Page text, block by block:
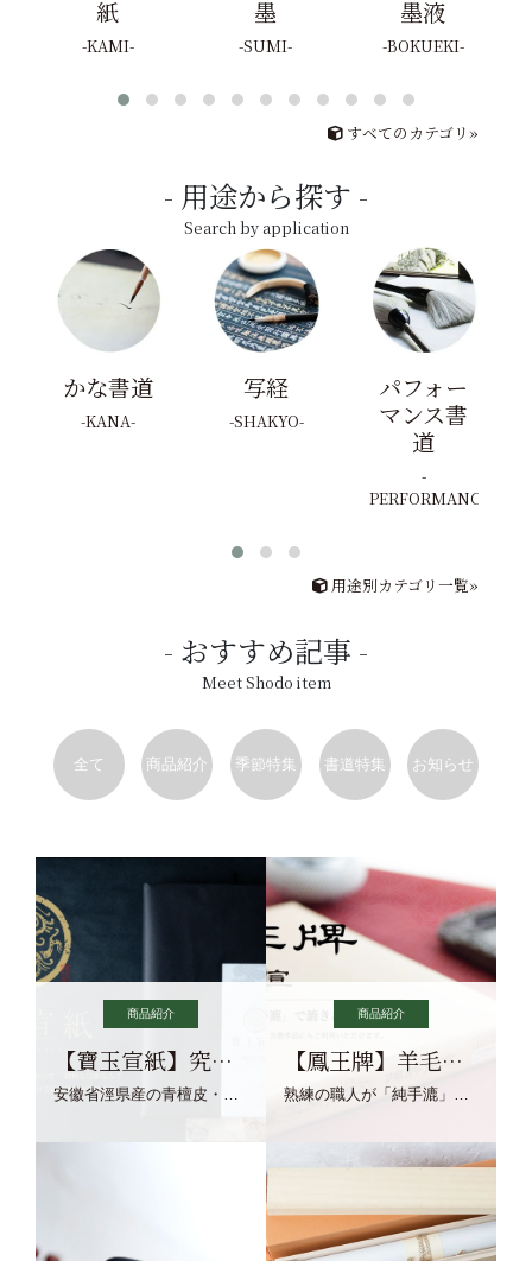
紙
KAMI
墨
SUMI
墨液
BOKUEKI
すべてのカテゴリ»
用途から探す
Search by application
かな書道
KANA
写経
SHAKYO
パフォー
マンス書
道
PERFORMANCE
用途別カテゴリ一覧»
おすすめ記事
Meet Shodo item
全て 商品紹介 季節特集 書道特集 お知らせ
商品紹介
【寶玉宣紙】究極の純粋な宣紙を目指す寶玉宣紙
商品紹介
【鳳王牌】羊毛筆×濃墨での揮毫に最適な宣紙系画仙紙